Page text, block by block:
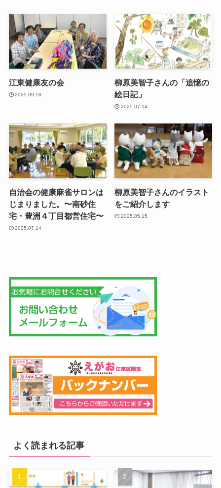
江東健康友の会
2025.09.18
柳原美智子さんの「追憶の
絵日記」
2025.07.14
自治会の健康麻雀サロンは
じまりました。〜南砂住
宅・豊洲４丁目都営住宅〜
2025.07.14
柳原美智子さんのイラスト
をご紹介します
2025.05.15
よく読まれる記事